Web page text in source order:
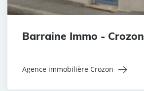
Barraine Immo - Crozon
Agence immobilière Crozon